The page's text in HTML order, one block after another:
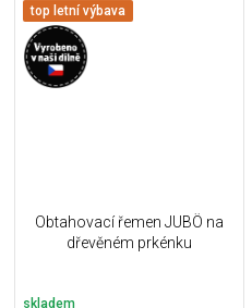
top letní výbava
Obtahovací řemen JUBÖ na
dřevěném prkénku
skladem